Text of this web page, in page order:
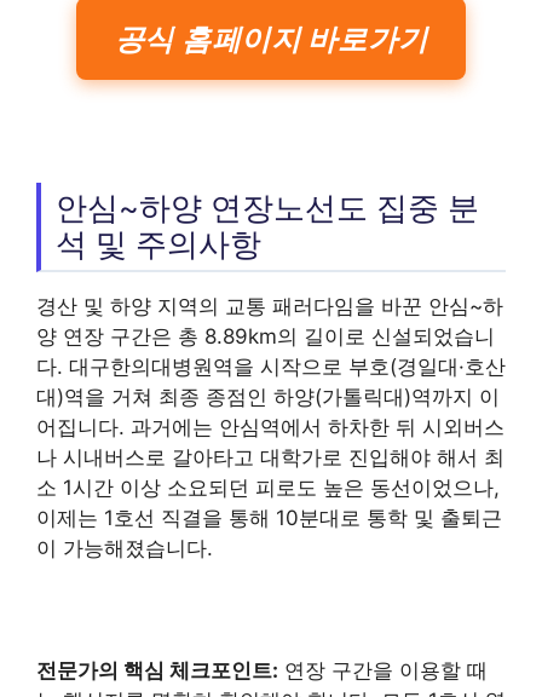
공식 홈페이지 바로가기
안심~하양 연장노선도 집중 분
석 및 주의사항
경산 및 하양 지역의 교통 패러다임을 바꾼 안심~하
양 연장 구간은 총 8.89km의 길이로 신설되었습니
다. 대구한의대병원역을 시작으로 부호(경일대·호산
대)역을 거쳐 최종 종점인 하양(가톨릭대)역까지 이
어집니다. 과거에는 안심역에서 하차한 뒤 시외버스
나 시내버스로 갈아타고 대학가로 진입해야 해서 최
소 1시간 이상 소요되던 피로도 높은 동선이었으나,
이제는 1호선 직결을 통해 10분대로 통학 및 출퇴근
이 가능해졌습니다.
전문가의 핵심 체크포인트: 연장 구간을 이용할 때